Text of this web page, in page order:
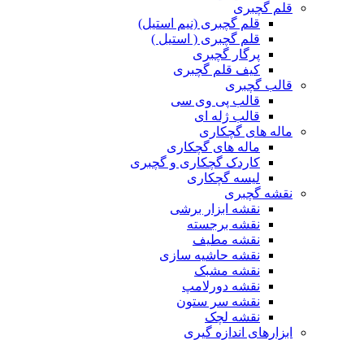
قلم گچبری
قلم گچبری (نیم استیل)
قلم گچبری ( استیل )
پرگار گچبری
کیف قلم گچبری
قالب گچبری
قالب پی وی سی
قالب ژله ای
ماله های گچکاری
ماله های گچکاری
کاردک گچکاری و گچبری
لیسه گچکاری
نقشه گچبری
نقشه ابزار برشی
نقشه برجسته
نقشه مطیف
نقشه حاشیه سازی
نقشه مشبک
نقشه دورلامپ
نقشه سر ستون
نقشه لچک
ابزارهای اندازه گیری